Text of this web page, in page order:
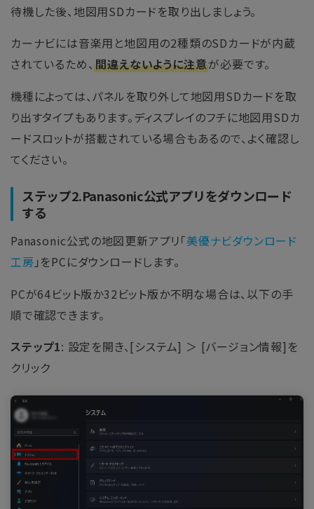
待機した後、地図用SDカードを取り出しましょう。
カーナビには音楽用と地図用の2種類のSDカードが内蔵
されているため、間違えないように注意が必要です。
機種によっては、パネルを取り外して地図用SDカードを取
り出すタイプもあります。ディスプレイのフチに地図用SDカ
ードスロットが搭載されている場合もあるので、よく確認し
てください。
ステップ2.Panasonic公式アプリをダウンロード
する
Panasonic公式の地図更新アプリ「美優ナビダウンロード
工房 」をPCにダウンロードします。
PCが64ビット版か32ビット版か不明な場合は、以下の手
順で確認できます。
ステップ1: 設定を開き、[システム] ＞ [バージョン情報]を
クリック